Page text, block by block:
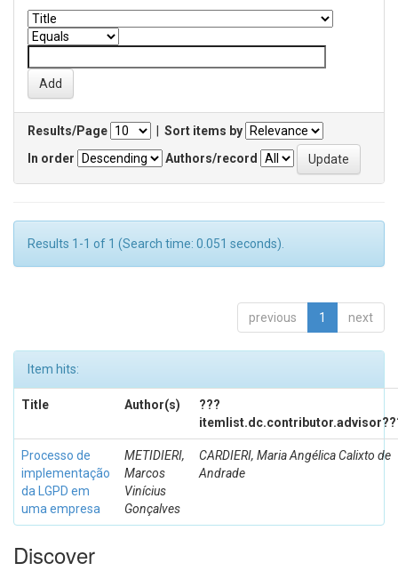
Results/Page
Sort items by
In order
Authors/record
Results 1-1 of 1 (Search time: 0.051 seconds).
previous 1 next
Item hits:
Title Author(s)
???
Processo de
implementação
da LGPD em
uma empresa
METIDIERI,
Marcos
Vinícius
Gonçalves
CARDIERI, Maria Angélica Calixto de
Andrade
Discover